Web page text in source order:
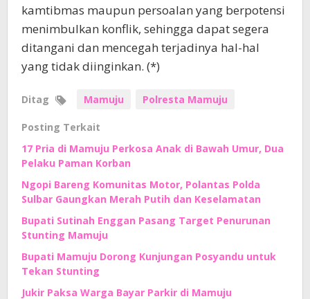
kamtibmas maupun persoalan yang berpotensi
menimbulkan konflik, sehingga dapat segera
ditangani dan mencegah terjadinya hal-hal
yang tidak diinginkan. (*)
Ditag Mamuju Polresta Mamuju
Posting Terkait
17 Pria di Mamuju Perkosa Anak di Bawah Umur, Dua
Pelaku Paman Korban
Ngopi Bareng Komunitas Motor, Polantas Polda
Sulbar Gaungkan Merah Putih dan Keselamatan
Bupati Sutinah Enggan Pasang Target Penurunan
Stunting Mamuju
Bupati Mamuju Dorong Kunjungan Posyandu untuk
Tekan Stunting
Jukir Paksa Warga Bayar Parkir di Mamuju